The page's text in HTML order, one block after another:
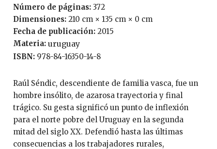
Número de páginas: 372
Dimensiones: 210 cm × 135 cm × 0 cm
Fecha de publicación:
2015
Materia: uruguay
ISBN: 978-84-16350-14-8
Raúl Séndic, descendiente de familia vasca, fue un
hombre insólito, de azarosa trayectoria y final
trágico. Su gesta significó un punto de inflexión
para el norte pobre del Uruguay en la segunda
mitad del siglo XX. Defendió hasta las últimas
consecuencias a los trabajadores rurales,